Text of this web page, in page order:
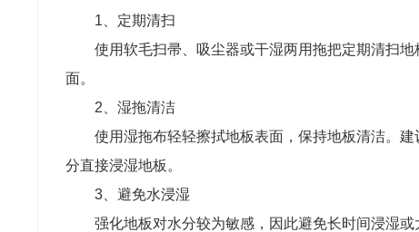
1、定期清扫
使用软毛扫帚、吸尘器或干湿两用拖把定期清扫
面。
2、湿拖清洁
使用湿拖布轻轻擦拭地板表面，保持地板清洁。
分直接浸湿地板。
3、避免水浸湿
强化地板对水分较为敏感，因此避免长时间浸湿